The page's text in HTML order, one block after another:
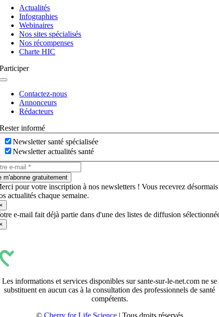
basculeActualités
Infographies
Webinaires
Nos sites spécialisés
Nos récompenses
Charte HIC
Participer
Navigation
basculeContactez-nous
Annonceurs
Rédacteurs
Rester informé
Newsletter santé spécialisée
Newsletter actualités santé
m'abonne gratuitement
pour votre inscription à nos newsletters ! Vous recevrez désormais
actualités chaque semaine.
e-mail fait déjà partie dans d'une des listes de diffusion
Les informations et services disponibles sur sante-sur-le-net.com ne se
substituent en aucun cas à la consultation des professionnels de santé
compétents.
© Cherry for Life Science| Tous droits réservés